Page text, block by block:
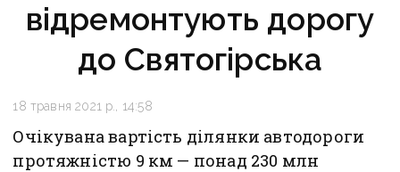
відремонтують дорогу
до Святогірська
18 травня 2021 р., 14:58
Очікувана вартість ділянки автодороги
протяжністю 9 км — понад 230 млн